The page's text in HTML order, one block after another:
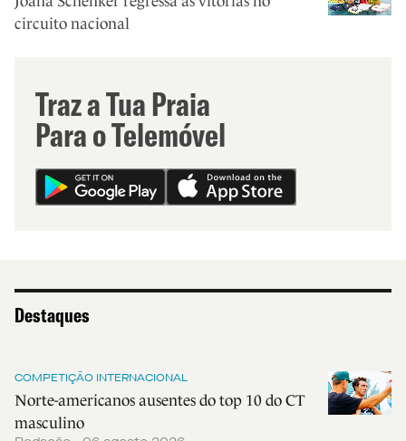
circuito nacional
Traz a Tua Praia
Para o Telemóvel
Destaques
COMPETIÇÃO INTERNACIONAL
Norte-americanos ausentes do top 10 do CT
masculino